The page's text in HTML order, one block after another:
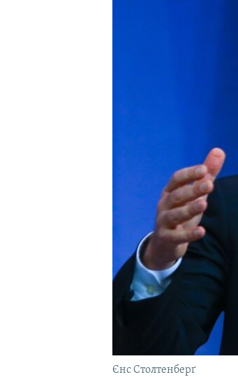
Єнс Столтенберґ